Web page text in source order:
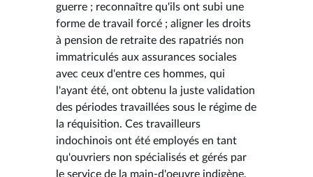
guerre ; reconnaître qu'ils ont subi une
forme de travail forcé ; aligner les droits
à pension de retraite des rapatriés non
immatriculés aux assurances sociales
avec ceux d'entre ces hommes, qui
l'ayant été, ont obtenu la juste validation
des périodes travaillées sous le régime de
la réquisition. Ces travailleurs
indochinois ont été employés en tant
qu'ouvriers non spécialisés et gérés par
le service de la main-d'oeuvre indigène,